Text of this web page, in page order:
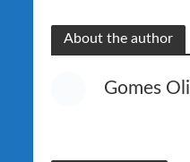
About the author
Gomes